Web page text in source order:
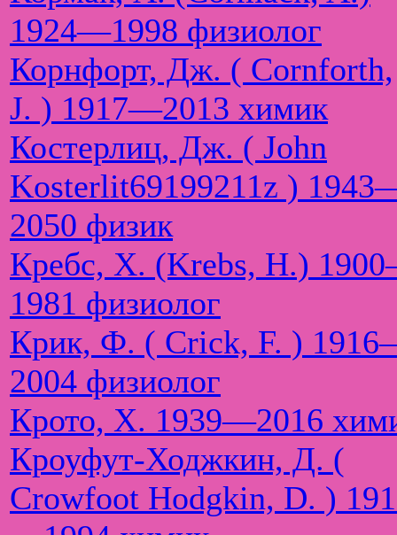
1924—1998 физиолог
Корнфорт, Дж. ( Cornforth,
J. ) 1917—2013 химик
Костерлиц, Дж. ( John
Kosterlit69199211z )
2050 физик
Кребс, Х. (Krebs, H.)
1981 физиолог
Крик, Ф. ( Crick, F. )
2004 физиолог
Крото, Х. 1939—2016
Кроуфут-Ходжкин, Д. (
Crowfoot Hodgkin, D. )